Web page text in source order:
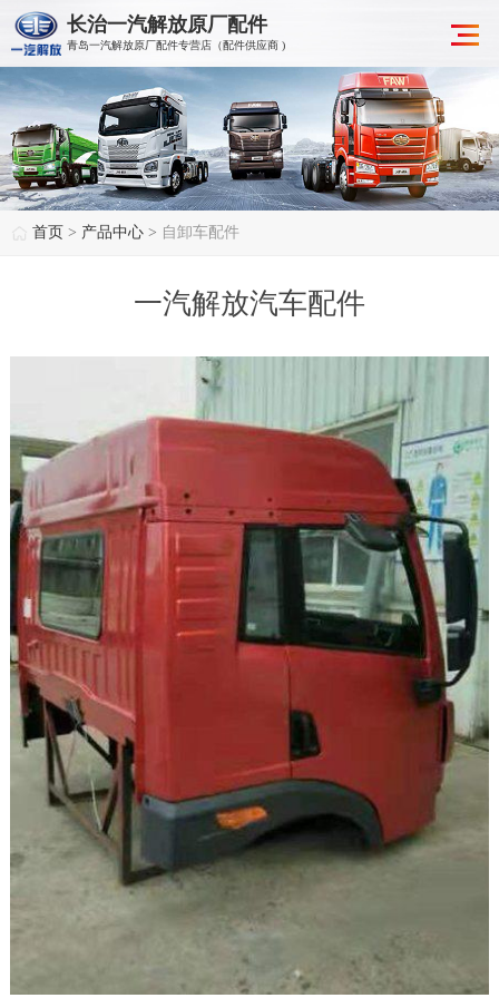
长治一汽解放原厂配件
青岛一汽解放原厂配件专营店（配件供应商 )
首页 > 产品中心 > 自卸车配件
一汽解放汽车配件